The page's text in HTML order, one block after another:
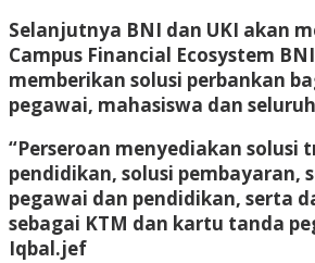
Selanjutnya BNI dan UKI akan
Campus Financial Ecosystem
memberikan solusi perbankan
pegawai, mahasiswa dan
“Perseroan menyediakan solusi
pendidikan, solusi pembayaran,
pegawai dan pendidikan, serta
sebagai KTM dan kartu tanda
Iqbal.jef